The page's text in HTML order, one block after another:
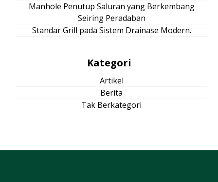
Manhole Penutup Saluran yang Berkembang
Seiring Peradaban
Standar Grill pada Sistem Drainase Modern.
Kategori
Artikel
Berita
Tak Berkategori